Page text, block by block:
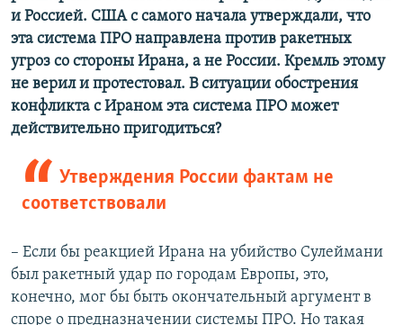
и Россией. США с самого начала утверждали, что
эта система ПРО направлена против ракетных
угроз со стороны Ирана, а не России. Кремль этому
не верил и протестовал. В ситуации обострения
конфликта с Ираном эта система ПРО может
действительно пригодиться?
Утверждения России фактам не
соответствовали
– Если бы реакцией Ирана на убийство Сулеймани
был ракетный удар по городам Европы, это,
конечно, мог бы быть окончательный аргумент в
споре о предназначении системы ПРО. Но такая